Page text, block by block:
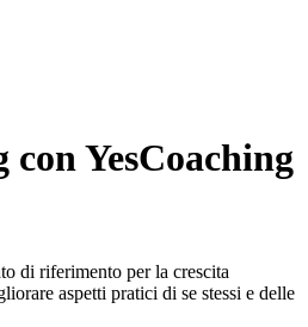
con YesCoaching
di riferimento per la crescita
aspetti pratici di se stessi e delle